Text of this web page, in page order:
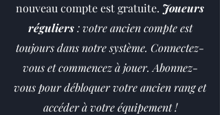
nouveau compte est gratuite. Joueurs
réguliers: votre ancien compte est
toujours dans notre système. Connectez-
vous et commencez à jouer. Abonnez-
vous pour débloquer votre ancien rang et
accéder à votre équipement !